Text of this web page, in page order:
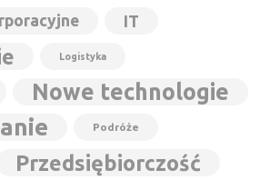
IT
Logistyka
Nowe technologie
Podróże
Przedsiębiorczość